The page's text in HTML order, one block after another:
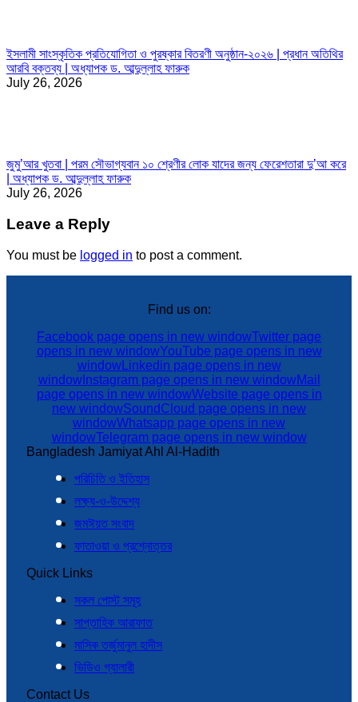
ইসলামী সাংস্কৃতিক প্রতিযোগিতা ও পুরষ্কার বিতরণী অনুষ্ঠান-২০২৬ | প্রধান অতিথির
আরবি বক্তব্য | অধ্যাপক ড. আব্দুল্লাহ ফারুক
July 26, 2026
জুমু’আর খুতবা | পরম সৌভাগ্যবান ১০ শ্রেণীর লোক যাদের জন্য ফেরেশতারা দু’আ করে
| অধ্যাপক ড. আব্দুল্লাহ ফারুক
July 26, 2026
Leave a Reply
You must be logged in to post a comment.
Find us on:
Facebook page opens in new windowTwitter page
opens in new windowYouTube page opens in new
windowLinkedin page opens in new
windowInstagram page opens in new windowMail
page opens in new windowWebsite page opens in
new windowSoundCloud page opens in new
windowWhatsapp page opens in new
windowTelegram page opens in new window
Bangladesh Jamiyat Ahl Al-Hadith
পরিচিতি ও ইতিহাস
লক্ষ্য-ও-উদ্দেশ্য
জমঈয়ত সংবাদ
ফাতাওয়া ও প্রশ্নোত্তর
Quick Links
সকল পোস্ট সমূহ
সাপ্তাহিক আরাফাত
মাসিক তর্জুমানুল হাদীস
ভিডিও গ্যালারী
Contact Us